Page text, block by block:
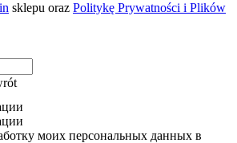
sklepu oraz Politykę Prywatności i Plików
моих персональных данных в